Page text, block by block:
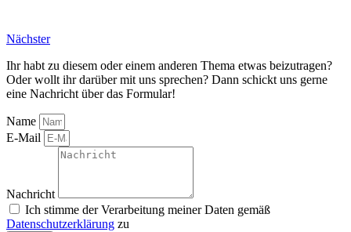
Nächster
Ihr habt zu diesem oder einem anderen Thema etwas beizutragen?
Oder wollt ihr darüber mit uns sprechen? Dann schickt uns gerne
eine Nachricht über das Formular!
Name
E-Mail
Nachricht
Ich stimme der Verarbeitung meiner Daten gemäß
Datenschutzerklärung zu